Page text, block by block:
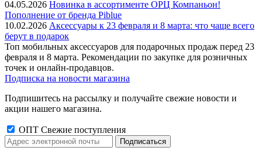
04.05.2026 Новинка в ассортименте OРЦ Компаньон!
Пополнение от бренда Piblue
10.02.2026 Аксессуары к 23 февраля и 8 марта: что чаще всего
берут в подарок
Топ мобильных аксессуаров для подарочных продаж перед 23
февраля и 8 марта. Рекомендации по закупке для розничных
точек и онлайн-продавцов.
Подписка на новости магазина
Подпишитесь на рассылку и получайте свежие новости и
акции нашего магазина.
ОПТ Свежие поступления